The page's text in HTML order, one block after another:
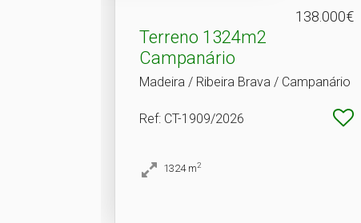
138.000€
Terreno 1324m2
Campanário
Madeira / Ribeira Brava / Campanário
Ref: CT-1909/2026
1324 m2